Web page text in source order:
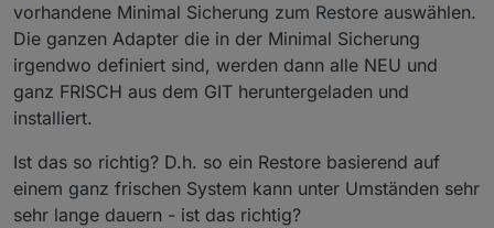
vorhandene Minimal Sicherung zum Restore auswählen.
Die ganzen Adapter die in der Minimal Sicherung
irgendwo definiert sind, werden dann alle NEU und
ganz FRISCH aus dem GIT heruntergeladen und
installiert.
Ist das so richtig? D.h. so ein Restore basierend auf
einem ganz frischen System kann unter Umständen sehr
sehr lange dauern - ist das richtig?